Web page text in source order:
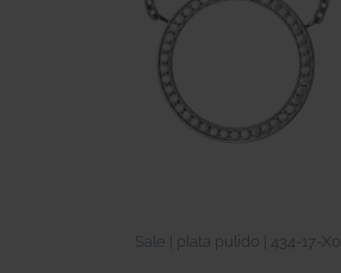
Sale | plata pulido | 434-17-X0